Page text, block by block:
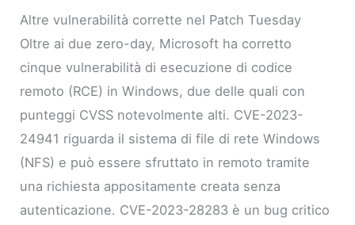
Altre vulnerabilità corrette nel Patch Tuesday
Oltre ai due zero-day, Microsoft ha corretto
cinque vulnerabilità di esecuzione di codice
remoto (RCE) in Windows, due delle quali con
punteggi CVSS notevolmente alti. CVE-2023-
24941 riguarda il sistema di file di rete Windows
(NFS) e può essere sfruttato in remoto tramite
una richiesta appositamente creata senza
autenticazione. CVE-2023-28283 è un bug critico